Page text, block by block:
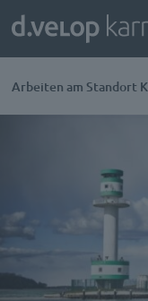
Arbeiten am Standort